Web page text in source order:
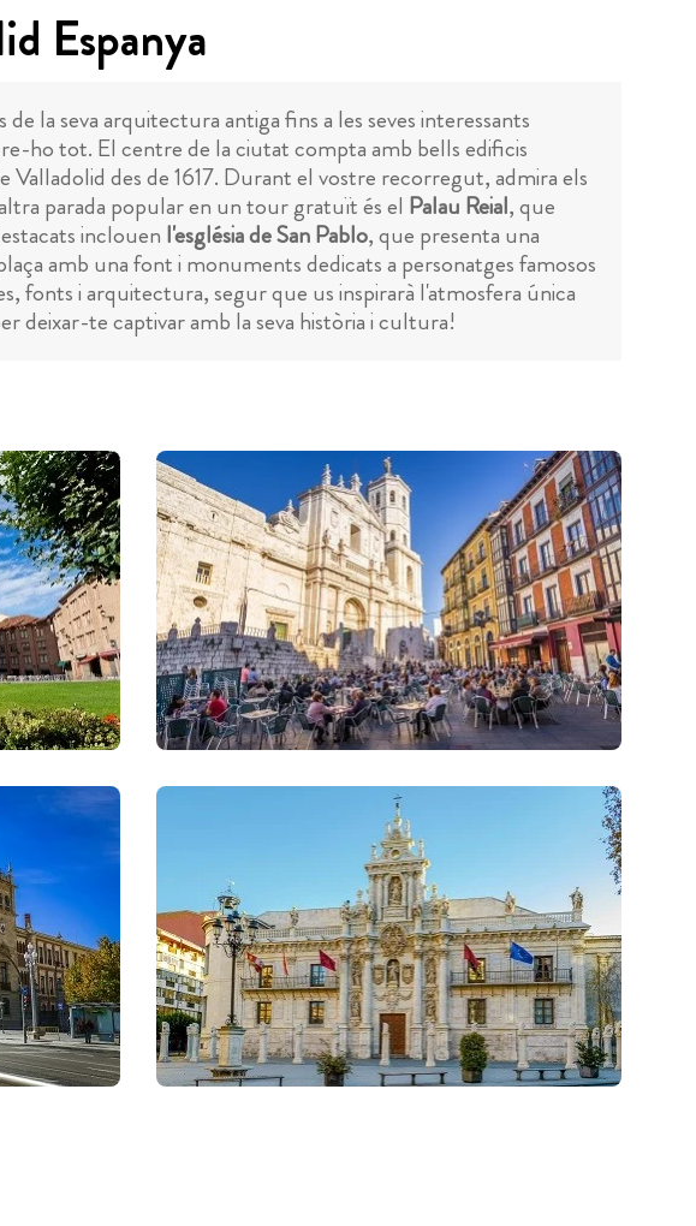
Espanya
la seva arquitectura antiga fins a les seves interessants
ho tot. El centre de la ciutat compta amb bells edificis
Valladolid des de 1617. Durant el vostre recorregut, admira els
parada popular en un tour gratuït és el Palau Reial, que
inclouen l'església de San Pablo, que presenta una
amb una font i monuments dedicats a personatges famosos
fonts i arquitectura, segur que us inspirarà l'atmosfera única
deixar-te captivar amb la seva història i cultura!